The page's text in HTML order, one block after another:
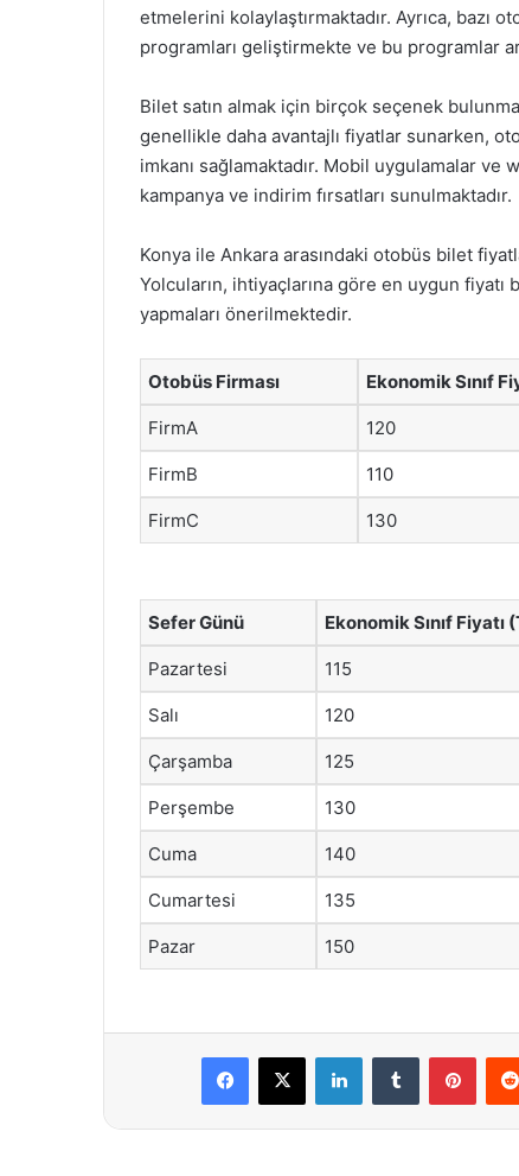
etmelerini kolaylaştırmaktadır. Ayrıca, bazı
programları geliştirmekte ve bu programlar
Bilet satın almak için birçok seçenek
genellikle daha avantajlı fiyatlar sunarken,
imkanı sağlamaktadır. Mobil uygulamalar
kampanya ve indirim fırsatları sunulmaktadır.
Konya ile Ankara arasındaki otobüs bilet
Yolcuların, ihtiyaçlarına göre en uygun fiyatı
yapmaları önerilmektedir.
Otobüs Firması Ekonomik Sınıf
FirmA 120
FirmB 110
FirmC 130
Sefer Günü Ekonomik Sınıf Fiyatı
Pazartesi 115
Salı 120
Çarşamba 125
Perşembe 130
Cuma 140
Cumartesi 135
Pazar 150
Facebook
X LinkedInTumblr